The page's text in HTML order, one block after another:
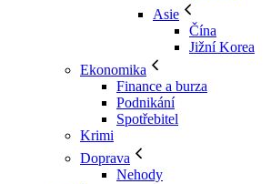
Asie
Čína
Jižní Korea
Ekonomika
Finance a burza
Podnikání
Spotřebitel
Krimi
Doprava
Nehody